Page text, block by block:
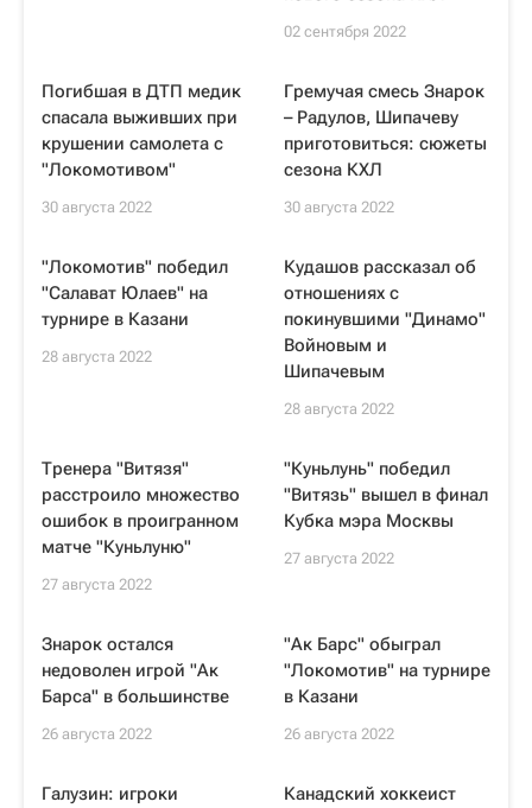
02 сентября 2022
Погибшая в ДТП медик
спасала выживших при
крушении самолета с
"Локомотивом"
30 августа 2022
Гремучая смесь Знарок
– Радулов, Шипачеву
приготовиться: сюжеты
сезона КХЛ
30 августа 2022
"Локомотив" победил
"Салават Юлаев" на
турнире в Казани
28 августа 2022
Кудашов рассказал об
отношениях с
покинувшими "Динамо"
Войновым и
Шипачевым
28 августа 2022
Тренера "Витязя"
расстроило множество
ошибок в проигранном
матче "Куньлуню"
27 августа 2022
"Куньлунь" победил
"Витязь" вышел в финал
Кубка мэра Москвы
27 августа 2022
Знарок остался
недоволен игрой "Ак
Барса" в большинстве
26 августа 2022
"Ак Барс" обыграл
"Локомотив" на турнире
в Казани
26 августа 2022
Галузин: игроки
Канадский хоккеист